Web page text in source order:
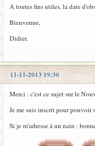
A toutes fins utiles, la date
Bienvenue,
Didier.
11-11-2013 19:30
Merci : c'est ce sujet sur le
Je me suis inscrit pour pouvoir
Si je m'adresse à un nain :